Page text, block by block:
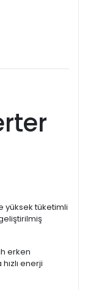
yüksek tüketimli
erken
enerji